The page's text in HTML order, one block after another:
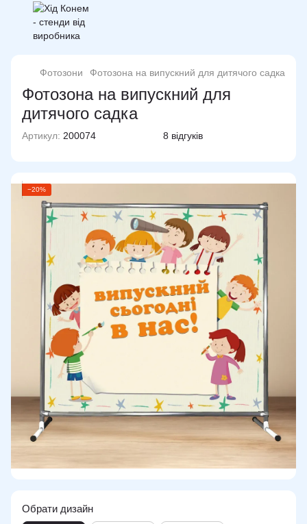
Фотозони Фотозона на випускний для дитячого садка
Фотозона на випускний для
дитячого садка
Артикул: 200074 8 відгуків
−20%
Обрати дизайн